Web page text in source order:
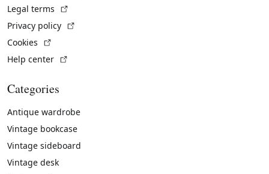
Legal terms
Privacy policy
Cookies
Help center
Categories
Antique wardrobe
Vintage bookcase
Vintage sideboard
Vintage desk